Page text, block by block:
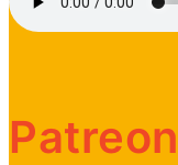
Patreon